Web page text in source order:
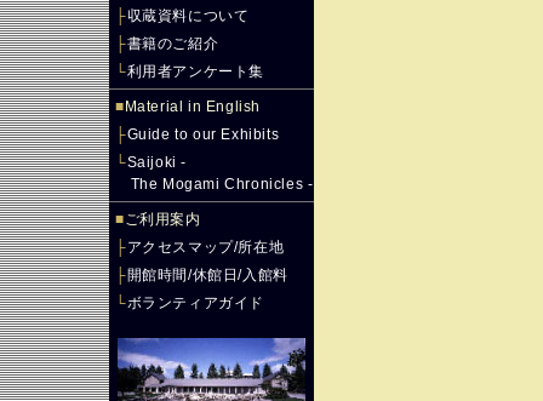
├収蔵資料について
├書籍のご紹介
└利用者アンケート集
■ Material in English
├Guide to our Exhibits
└Saijoki -
The Mogami Chronicles -
■ご利用案内
├アクセスマップ/所在地
├開館時間/休館日/入館料
└ボランティアガイド